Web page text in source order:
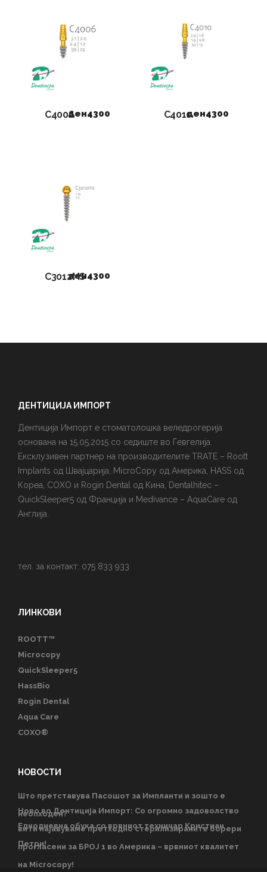
C4006ден4300 C4010ден4300
C3012MS
ден4300
ДЕНТИЦИЈА ИМПОРТ
Дентиција Импорт е стоматолошка веледрогерија
основана на 15.05.2015 со седиште во Гевгелија.
Ексклузивен партнер на производителите TRATE – Roott
Implants од Швајцарија, MicroCopy од Америка, HASS од
Кореа, COXO и Rogin Dental од Кина, Dentalhitec –
QuickSleeper5 од Франција и Medivance – AquaCare од
Англија.
тел. за контакт: 075 833 933
ЛИНКОВИ
ROOTT™
Microcopy
QuickSleeper5
HassBio
Rogin Dental
Aqua Care
COXO®
НОВОСТИ
Што претставува Пасошот за Импланти и зошто е
неопходен?
Ново во Дентиција Импорт: Со огромно задоволство
ви ги најавуваме претходно стерилизираните борери
прогласени за БРОЈ 1 во Америка – врвниот квалитет
на Microcopy!
Еднодневна обука со врвниот техничар Кристиан
Петри!